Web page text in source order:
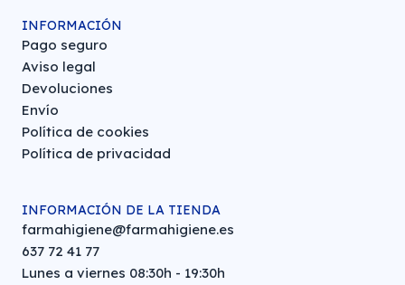
INFORMACIÓN
Pago seguro
Aviso legal
Devoluciones
Envío
Política de cookies
Política de privacidad
INFORMACIÓN DE LA TIENDA
farmahigiene@farmahigiene.es
637 72 41 77
Lunes a viernes 08:30h - 19:30h